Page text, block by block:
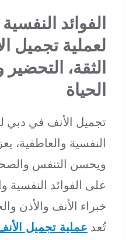
الفوائد
لعملية تجميل
الثقة، التحضير
الحياة
تجميل الأنف في دبي
النفسية والعاطفية،
ويحسن التنفس
على الفوائد النفسية
خبراء الأنف والأذن
تُعد عملية تجميل